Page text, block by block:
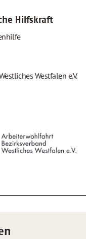
Hilfskraft
Westfalen e.V.